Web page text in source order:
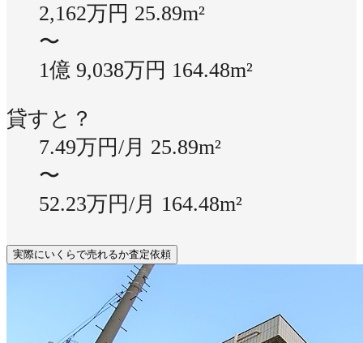
2,162万円 25.89m²
〜
1億 9,038万円 164.48m²
貸すと？
7.49万円/月 25.89m²
〜
52.23万円/月 164.48m²
実際にいくらで売れるか査定依頼